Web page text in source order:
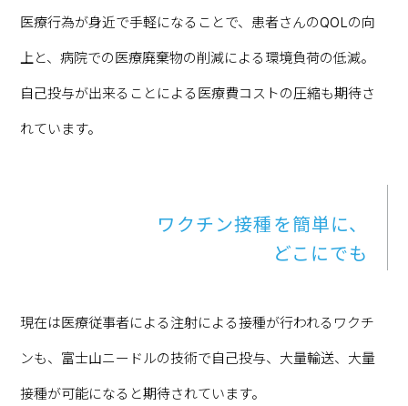
医療行為が身近で手軽になることで、患者さんのQOLの向
上と、病院での医療廃棄物の削減による環境負荷の低減。
自己投与が出来ることによる医療費コストの圧縮も期待さ
れています。
ワクチン接種を簡単に、
どこにでも
現在は医療従事者による注射による接種が行われるワクチ
ンも、富士山ニードルの技術で自己投与、大量輸送、大量
接種が可能になると期待されています。